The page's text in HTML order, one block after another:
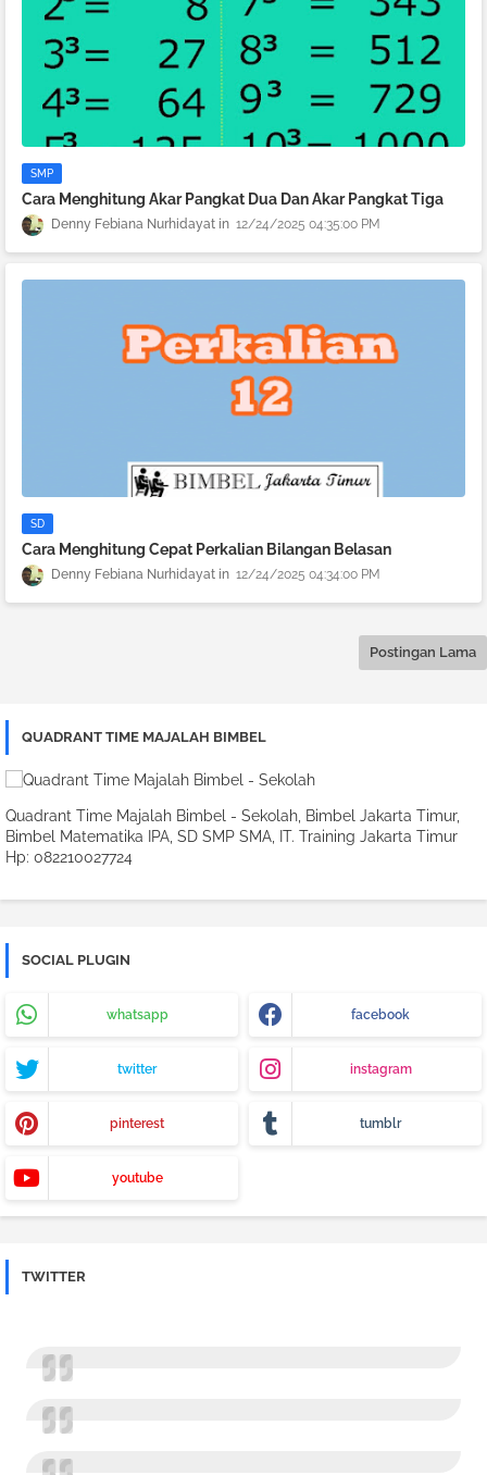
SMP
Cara Menghitung Akar Pangkat Dua Dan Akar Pangkat Tiga
Denny Febiana Nurhidayat 12/24/2025 04:35:00 PM
SD
Cara Menghitung Cepat Perkalian Bilangan Belasan
Denny Febiana Nurhidayat 12/24/2025 04:34:00 PM
Postingan Lama
QUADRANT TIME MAJALAH BIMBEL
Quadrant Time Majalah Bimbel - Sekolah, Bimbel Jakarta Timur,
Bimbel Matematika IPA, SD SMP SMA, IT. Training Jakarta Timur
Hp: 082210027724
SOCIAL PLUGIN
whatsapp facebook
twitter instagram
pinterest tumblr
youtube
TWITTER